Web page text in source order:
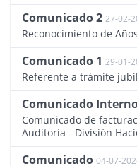
Comunicado 2 27-02-
Reconocimiento de
Comunicado 1 29-01-
Referente a trámite
Comunicado
Comunicado de
Auditoría - División
Comunicado 04-07-